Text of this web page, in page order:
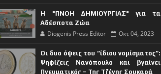
Η "ΠΝΟΗ ΔΗΜΙΟΥΡΓΙΑΣ" για τα
Αδέσποτα Ζώα
Diogenis Press Editor Οκτ 04, 2023
Οι δυο όψεις του “ίδιου νομίσματος”:
Ψηφίζεις Νανόπουλο και βγαίνει
Πνευματικός – Της Τζένης Σουκαρά